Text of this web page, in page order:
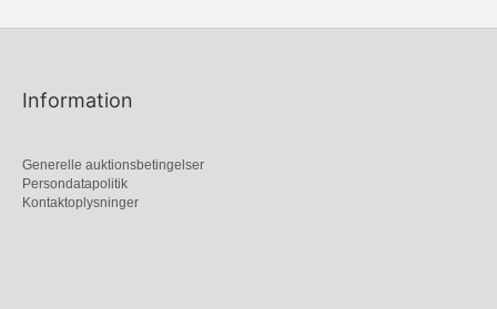
Information
Generelle auktionsbetingelser
Persondatapolitik
Kontaktoplysninger